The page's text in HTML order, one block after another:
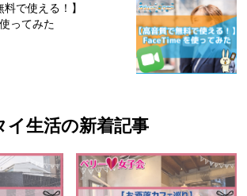
料で使える！】
ってみた
イ生活の新着記事